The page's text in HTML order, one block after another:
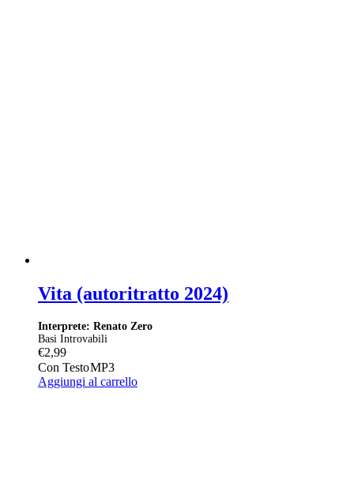
Vita (autoritratto 2024)
Interprete: Renato Zero
Basi Introvabili
€2,99
Con TestoMP3
Aggiungi al carrello